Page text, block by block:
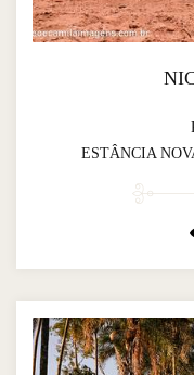
ESTÂNCIA